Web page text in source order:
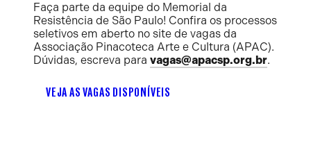
Faça parte da equipe do Memorial da
Resistência de São Paulo! Confira os processos
seletivos em aberto no site de vagas da
Associação Pinacoteca Arte e Cultura (APAC).
Dúvidas, escreva para vagas@apacsp.org.br.
VEJA AS VAGAS DISPONÍVEIS